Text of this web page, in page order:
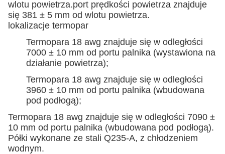
wlotu powietrza.port prędkości powietrza znajduje
się 381 ± 5 mm od wlotu powietrza.
lokalizacje termopar
Termopara 18 awg znajduje się w odległości
7000 ± 10 mm od portu palnika (wystawiona na
działanie powietrza);
Termopara 18 awg znajduje się w odległości
3960 ± 10 mm od portu palnika (wbudowana
pod podłogą);
Termopara 18 awg znajduje się w odległości 7090 ±
10 mm od portu palnika (wbudowana pod podłogą).
Półki wykonane ze stali Q235-A, z chłodzeniem
wodnym.